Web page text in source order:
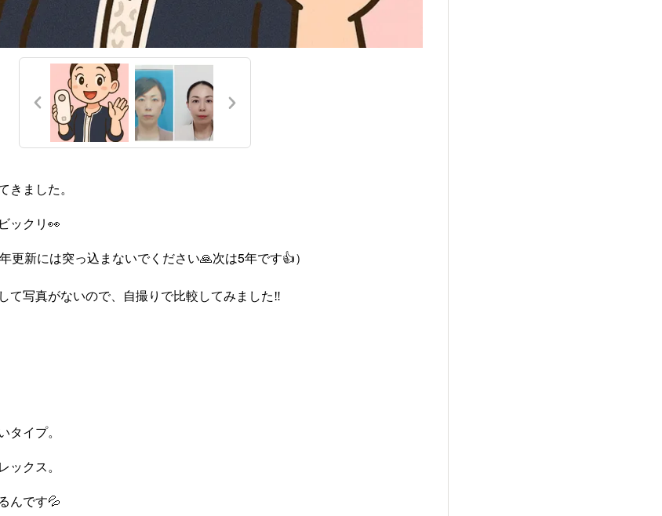
ました。
ックリ👀
更新には突っ込まないでください🙏次は5年です👍️）
て写真がないので、自撮りで比較してみました‼️
タイプ。
クス。
んです💦